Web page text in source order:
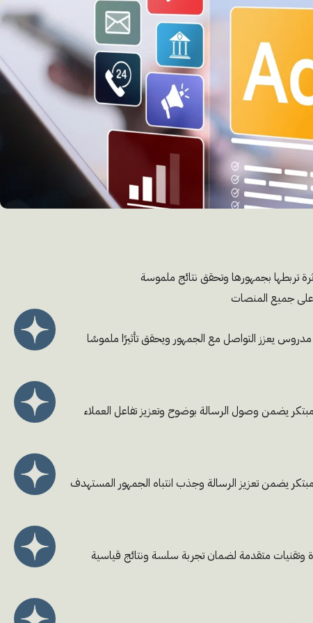
تربطها بجمهورها وتحقق نتائج ملموسة
على جميع المنصات
يعزز التواصل مع الجمهور ويحقق تأثيرًا ملموسًا
يضمن وصول الرسالة بوضوح وتعزيز تفاعل العملاء
يضمن تعزيز الرسالة وجذب انتباه الجمهور المستهدف
وتقنيات متقدمة لضمان تجربة سلسة ونتائج قياسية